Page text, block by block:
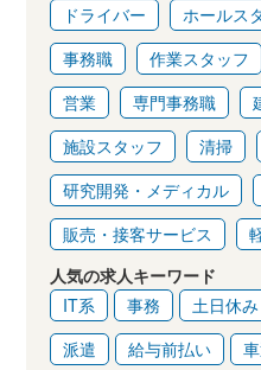
ドライバー
ホールス
事務職
作業スタッフ
営業
専門事務職
施設スタッフ
清掃
研究開発・メディカル
販売・接客サービス
人気の求人キーワード
IT系
事務 土日休み
派遣
給与前払い